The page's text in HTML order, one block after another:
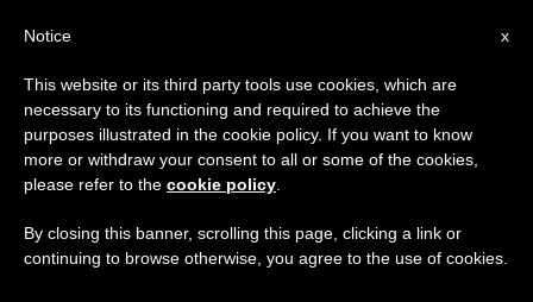
George Karakunnel: El anuncio
de Cristo no debe herir a los
demás creyentes
×
Aviso importante
Del 27 de julio al 7 de agosto haremos la pausa
anual, aprovechando que en el periodo de verano
se generan menos informaciones y también el
x
Notice
This website or its third party tools use cookies, which are
necessary to its functioning and required to achieve the
purposes illustrated in the cookie policy. If you want to know
more or withdraw your consent to all or some of the cookies,
please refer to the cookie policy
By closing this banner, scrolling this page, clicking a link or
continuing to browse otherwise, you agree to the use of cookies.